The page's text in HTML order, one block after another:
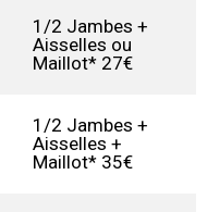
1/2 Jambes +
Aisselles ou
Maillot* 27€
1/2 Jambes +
Aisselles +
Maillot* 35€